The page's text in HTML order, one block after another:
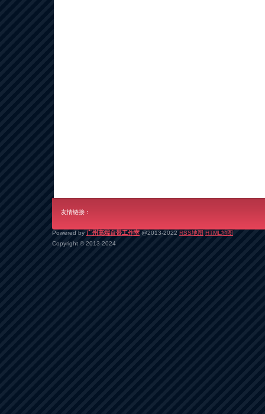
友情链接：
Powered by 广州高端自带工作室 @2013-2022 RSS地图 HTML地图
Copyright © 2013-2024